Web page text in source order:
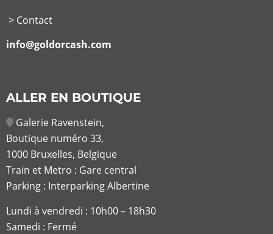
> Contact
info@goldorcash.com
ALLER EN BOUTIQUE
Galerie Ravenstein,
Boutique numéro 33,
1000 Bruxelles, Belgique
Train et Metro : Gare central
Parking : Interparking Albertine
Lundi à vendredi : 10h00 – 18h30
Samedi : Fermé